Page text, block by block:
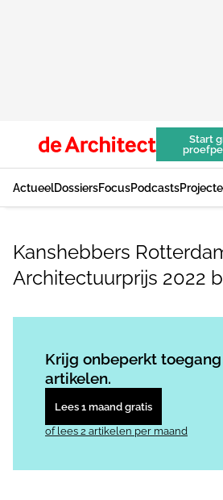
Start
ActueelDossiersFocusPodcasts
Kanshebbers
Architectuurprijs 2022
Krijg onbeperkt
artikelen.
Lees 1 maand gratis
of lees 2 artikelen per maand